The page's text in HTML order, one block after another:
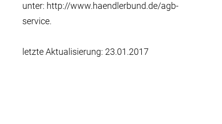
unter: http://www.haendlerbund.de/agb-
service.
letzte Aktualisierung: 23.01.2017